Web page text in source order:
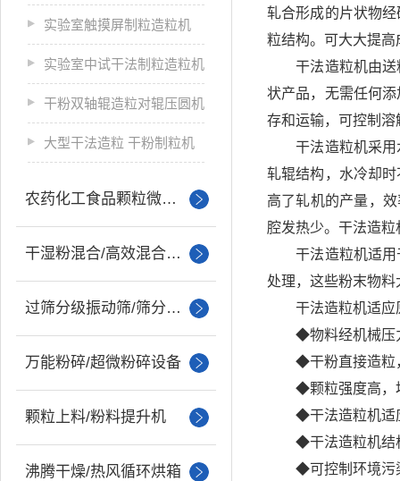
实验室触摸屏制粒造粒机
实验室中试干法制粒造粒机
干粉双轴辊造粒对辊压圆机
大型干法造粒 干粉制粒机
农药化工食品颗粒微丸制粒
干湿粉混合/高效混合设备
过筛分级振动筛/筛分设备
万能粉碎/超微粉碎设备
颗粒上料/粉料提升机
沸腾干燥/热风循环烘箱
轧合形成的片状物
粒结构。可大大提
干法造粒机由送料
状产品，无需任何
存和运输，可控制
干法造粒机采用水
轧辊结构，水冷却
高了轧机的产量，
腔发热少。干法造
干法造粒机适用于
处理，这些粉末物
干法造粒机适应原
◆物料经机械压力
◆干粉直接造粒
◆颗粒强度高，堆
◆干法造粒机适应
◆干法造粒机结构
◆可控制环境污染